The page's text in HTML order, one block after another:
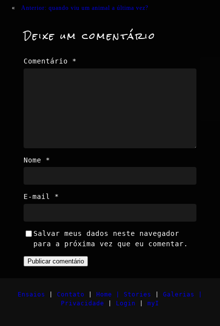
« Anterior: quando viu um animal a última vez?
Deixe um comentário
Comentário *
Nome *
E-mail *
Salvar meus dados neste navegador
para a próxima vez que eu comentar.
Ensaios Contato Home | Stories
Galerias |
Privacidade
Login myI